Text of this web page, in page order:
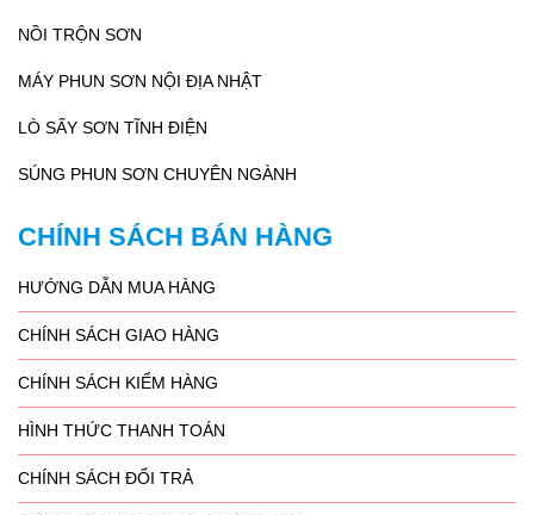
NỒI TRỘN SƠN
MÁY PHUN SƠN NỘI ĐỊA NHẬT
LÒ SẤY SƠN TĨNH ĐIỆN
SÚNG PHUN SƠN CHUYÊN NGÀNH
CHÍNH SÁCH BÁN HÀNG
HƯỚNG DẪN MUA HÀNG
CHÍNH SÁCH GIAO HÀNG
CHÍNH SÁCH KIỂM HÀNG
HÌNH THỨC THANH TOÁN
CHÍNH SÁCH ĐỔI TRẢ